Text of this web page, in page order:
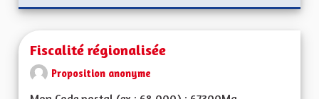
Fiscalité régionalisée
Proposition anonyme